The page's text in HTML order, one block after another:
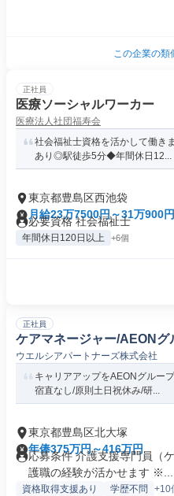
この企業の類
正社員
医療ソーシャルワーカー
医療法人社団福寿会
社会福祉士資格を活かして働き
あり◎駅徒歩5分◆年間休日12...
東京都豊島区西池袋
月給23万7500円～31万900円
必要資格 社会福祉士
年間休日120日以上 +6個
正社員
ケアマネージャー/AEONグ
ウエルシアパートナーズ株式会社
キャリアアップをAEONグルー
宿直なし/原則土日祝休み/研...
東京都豊島区北大塚
年俸375万円～416万円
応募条件 介護支援専門員（
護職の経験が活かせます ※...
資格取得支援あり 学歴不問 +10